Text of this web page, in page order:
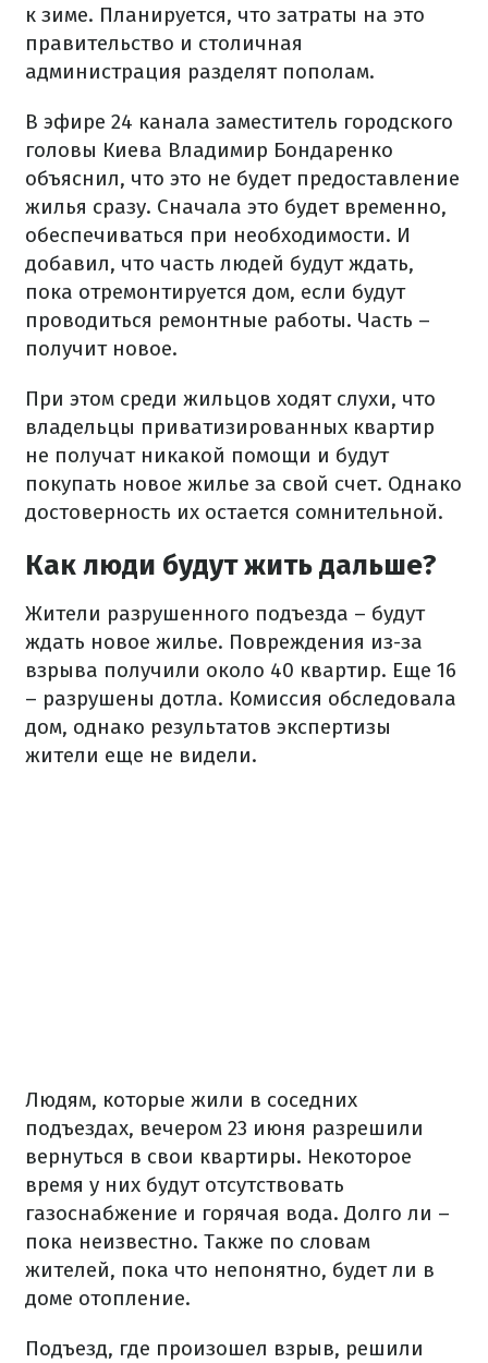
к зиме. Планируется, что затраты на это
правительство и столичная
администрация разделят пополам.
В эфире 24 канала заместитель городского
головы Киева Владимир Бондаренко
объяснил, что это не будет предоставление
жилья сразу. Сначала это будет временно,
обеспечиваться при необходимости. И
добавил, что часть людей будут ждать,
пока отремонтируется дом, если будут
проводиться ремонтные работы. Часть –
получит новое.
При этом среди жильцов ходят слухи, что
владельцы приватизированных квартир
не получат никакой помощи и будут
покупать новое жилье за свой счет. Однако
достоверность их остается сомнительной.
Как люди будут жить дальше?
Жители разрушенного подъезда – будут
ждать новое жилье. Повреждения из-за
взрыва получили около 40 квартир. Еще 16
– разрушены дотла. Комиссия обследовала
дом, однако результатов экспертизы
жители еще не видели.
Людям, которые жили в соседних
подъездах, вечером 23 июня разрешили
вернуться в свои квартиры. Некоторое
время у них будут отсутствовать
газоснабжение и горячая вода. Долго ли –
пока неизвестно. Также по словам
жителей, пока что непонятно, будет ли в
доме отопление.
Подъезд, где произошел взрыв, решили